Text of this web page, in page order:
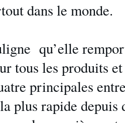
dans le monde.
qu’elle
tous les produits
principales
plus rapide depuis